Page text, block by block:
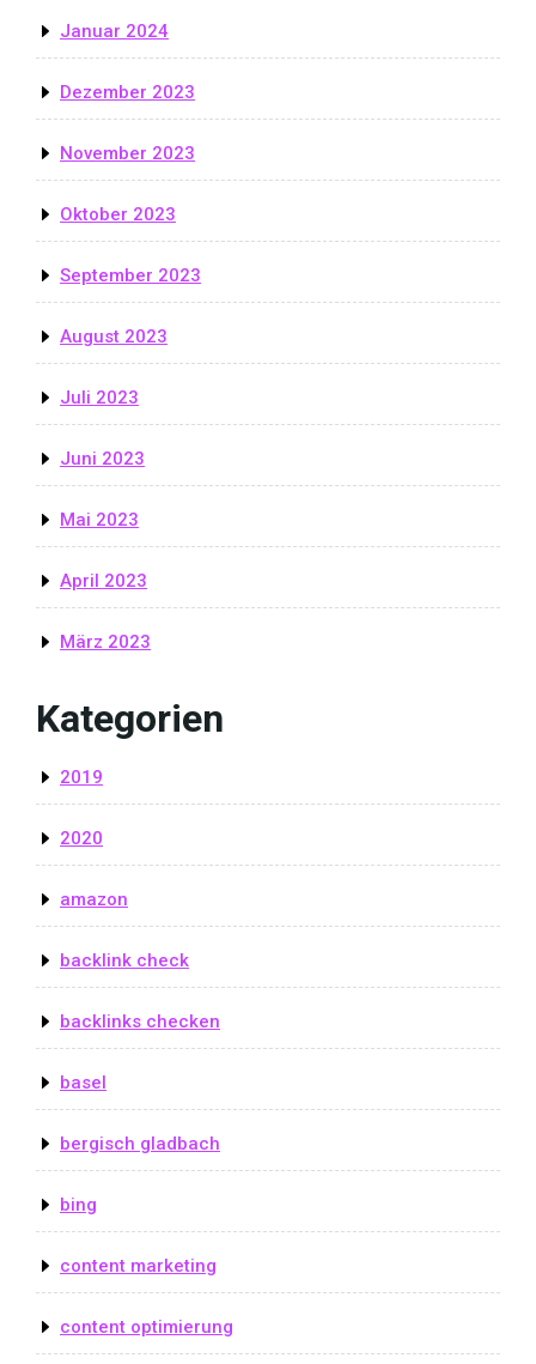
Januar 2024
Dezember 2023
November 2023
Oktober 2023
September 2023
August 2023
Juli 2023
Juni 2023
Mai 2023
April 2023
März 2023
Kategorien
2019
2020
amazon
backlink check
backlinks checken
basel
bergisch gladbach
bing
content marketing
content optimierung